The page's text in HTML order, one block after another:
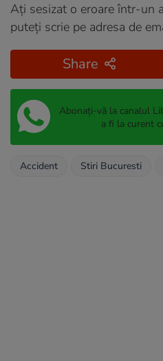
Ați sesizat o eroare într-un
puteți scrie pe adresa de
Share
Abonați-vă la canalul
a fi la curent
Accident Stiri Bucuresti